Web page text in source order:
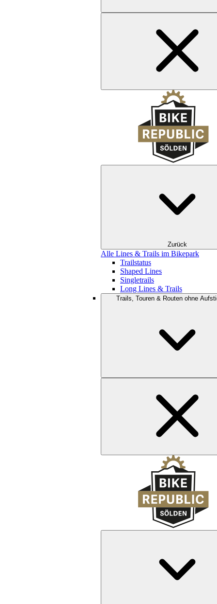
Zurück
Alle Lines & Trails im Bikepark
Trailstatus
Shaped Lines
Singletrails
Long Lines & Trails
Trails, Touren & Routen ohne